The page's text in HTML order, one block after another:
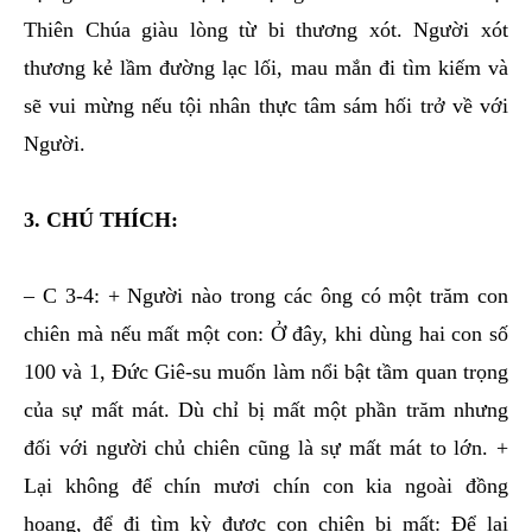
Thiên Chúa giàu lòng từ bi thương xót. Người xót
thương kẻ lầm đường lạc lối, mau mắn đi tìm kiếm và
sẽ vui mừng nếu tội nhân thực tâm sám hối trở về với
Người.
3. CHÚ THÍCH:
– C 3-4: + Người nào trong các ông có một trăm con
chiên mà nếu mất một con: Ở đây, khi dùng hai con số
100 và 1, Đức Giê-su muốn làm nổi bật tầm quan trọng
của sự mất mát. Dù chỉ bị mất một phần trăm nhưng
đối với người chủ chiên cũng là sự mất mát to lớn. +
Lại không để chín mươi chín con kia ngoài đồng
hoang, để đi tìm kỳ được con chiên bị mất: Để lại